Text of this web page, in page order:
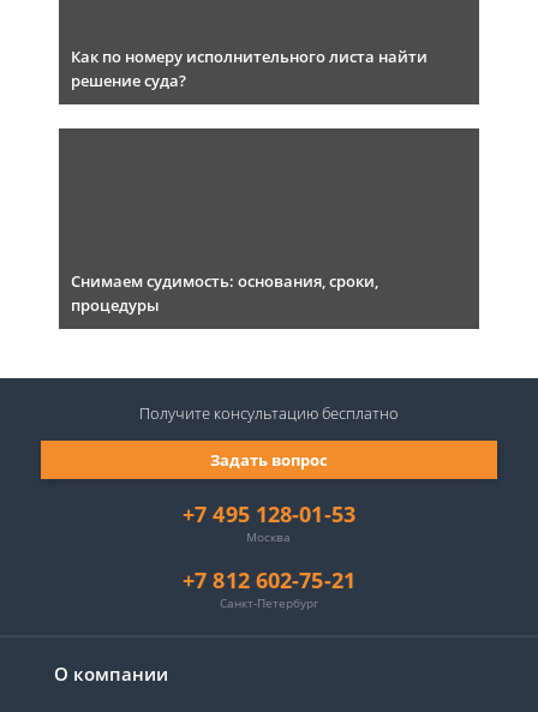
Как по номеру исполнительного листа найти
решение суда?
Снимаем судимость: основания, сроки,
процедуры
О компании
+7 495 128-01-53
Москва
+7 812 602-75-21
Санкт-Петербург
Задать вопрос
Получите консультациюбесплатно